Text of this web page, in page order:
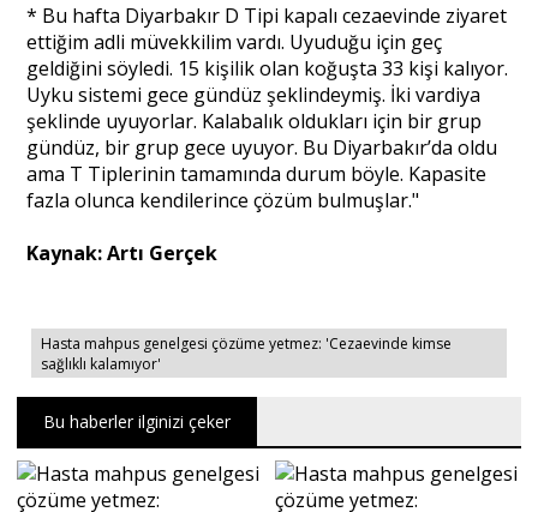
* Bu hafta Diyarbakır D Tipi kapalı cezaevinde ziyaret
ettiğim adli müvekkilim vardı. Uyuduğu için geç
geldiğini söyledi. 15 kişilik olan koğuşta 33 kişi kalıyor.
Uyku sistemi gece gündüz şeklindeymiş. İki vardiya
şeklinde uyuyorlar. Kalabalık oldukları için bir grup
gündüz, bir grup gece uyuyor. Bu Diyarbakır’da oldu
ama T Tiplerinin tamamında durum böyle. Kapasite
fazla olunca kendilerince çözüm bulmuşlar."
Kaynak: Artı Gerçek
Hasta mahpus genelgesi çözüme yetmez: 'Cezaevinde kimse
sağlıklı kalamıyor'
Bu haberler ilginizi çeker